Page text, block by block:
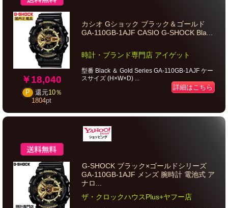
￥18,040
P 還元10％
1804pt
カシオ Gショック ブラック＆ゴールド
GA-110GB-1AJF CASIO G-SHOCK Bla...
時計・ブランド専門店 アイゲット
型番 Black ＆ Gold Series GA-110GB-1AJF ケー
スサイズ (H×W×D) ...
詳細はこちら
G-SHOCK ブラック×ゴールドシリーズ
GA-110GB-1AJF メンズ 腕時計 電池式 ア
ナロ...
ザ・クロックハウスPlus+ヤフー店